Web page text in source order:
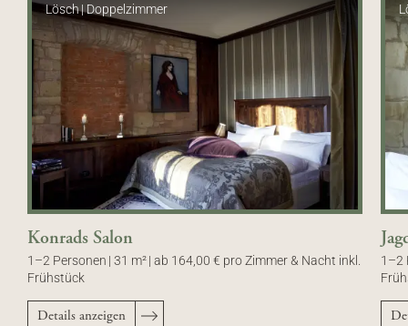
Lösch|Doppelzimmer
Konrads Salon
1–2 Personen | 31 m²| ab 164,00 € pro Zimmer & Nacht inkl.
Frühstück
Details anzeigen
1–2